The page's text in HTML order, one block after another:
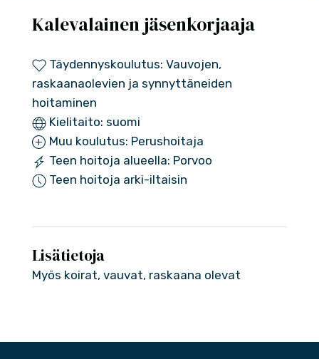
Kalevalainen jäsenkorjaaja
Täydennyskoulutus: Vauvojen,
raskaanaolevien ja synnyttäneiden
hoitaminen
Kielitaito: suomi
Muu koulutus: Perushoitaja
Teen hoitoja alueella: Porvoo
Teen hoitoja arki-iltaisin
Lisätietoja
Myös koirat, vauvat, raskaana olevat